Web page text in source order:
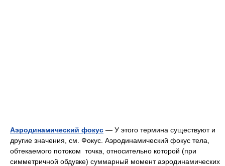
Аэродинамический фокус — У этого термина существуют и
другие значения, см. Фокус. Аэродинамический фокус тела,
обтекаемого потоком точка, относительно которой (при
симметричной обдувке) суммарный момент аэродинамических